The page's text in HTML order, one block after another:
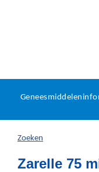
U
hier:
Zoeken
Zarelle 75